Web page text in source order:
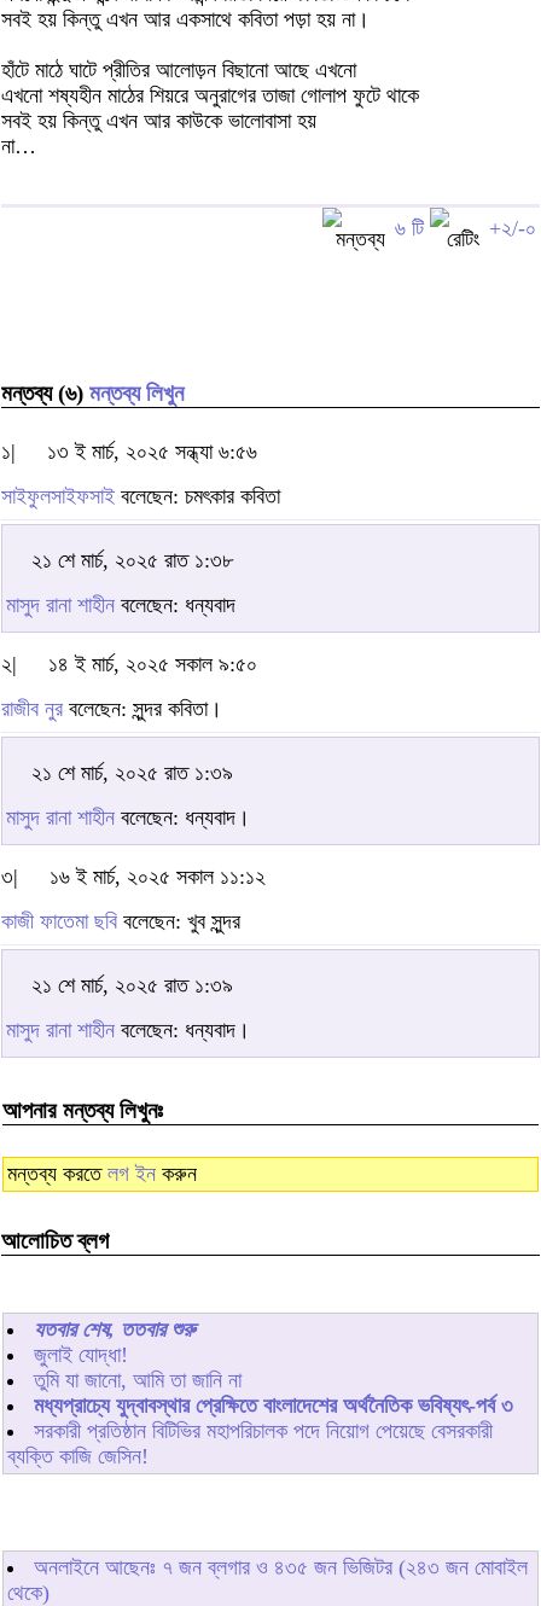
সবই হয় কিন্তু এখন আর একসাথে কবিতা পড়া হয় না।
হাঁটে মাঠে ঘাটে প্রীতির আলোড়ন বিছানো আছে এখনো
এখনো শষ্যহীন মাঠের শিয়রে অনুরাগের তাজা গোলাপ ফুটে থাকে
সবই হয় কিন্তু এখন আর কাউকে ভালোবাসা হয়
না…
৬ টি +২/-০
মন্তব্য (৬) মন্তব্য লিখুন
১|
১৩ ই মার্চ, ২০২৫ সন্ধ্যা ৬:৫৬
সাইফুলসাইফসাই বলেছেন: চমৎকার কবিতা
২১ শে মার্চ, ২০২৫ রাত ১:৩৮
মাসুদ রানা শাহীন বলেছেন: ধন্যবাদ
২|
১৪ ই মার্চ, ২০২৫ সকাল ৯:৫০
রাজীব নুর বলেছেন: সুন্দর কবিতা।
২১ শে মার্চ, ২০২৫ রাত ১:৩৯
মাসুদ রানা শাহীন বলেছেন: ধন্যবাদ।
৩|
১৬ ই মার্চ, ২০২৫ সকাল ১১:১২
কাজী ফাতেমা ছবি বলেছেন: খুব সুন্দর
২১ শে মার্চ, ২০২৫ রাত ১:৩৯
মাসুদ রানা শাহীন বলেছেন: ধন্যবাদ।
আপনার মন্তব্য লিখুনঃ
মন্তব্য করতে লগ ইন করুন
আলোচিত ব্লগ
যতবার শেষ, ততবার শুরু
জুলাই যোদ্ধা!
তুমি যা জানো, আমি তা জানি না
মধ্যপ্রাচ্যে যুদ্বাবস্থার প্রেক্ষিতে বাংলাদেশের অর্থনৈতিক ভবিষ্যৎ-পর্ব ৩
সরকারী প্রতিষ্ঠান বিটিভির মহাপরিচালক পদে নিয়োগ পেয়েছে বেসরকারী
ব্যক্তি কাজি জেসিন!
অনলাইনে আছেনঃ ৭ জন ব্লগার ও ৪৩৫ জন ভিজিটর (২৪৩ জন মোবাইল
থেকে)